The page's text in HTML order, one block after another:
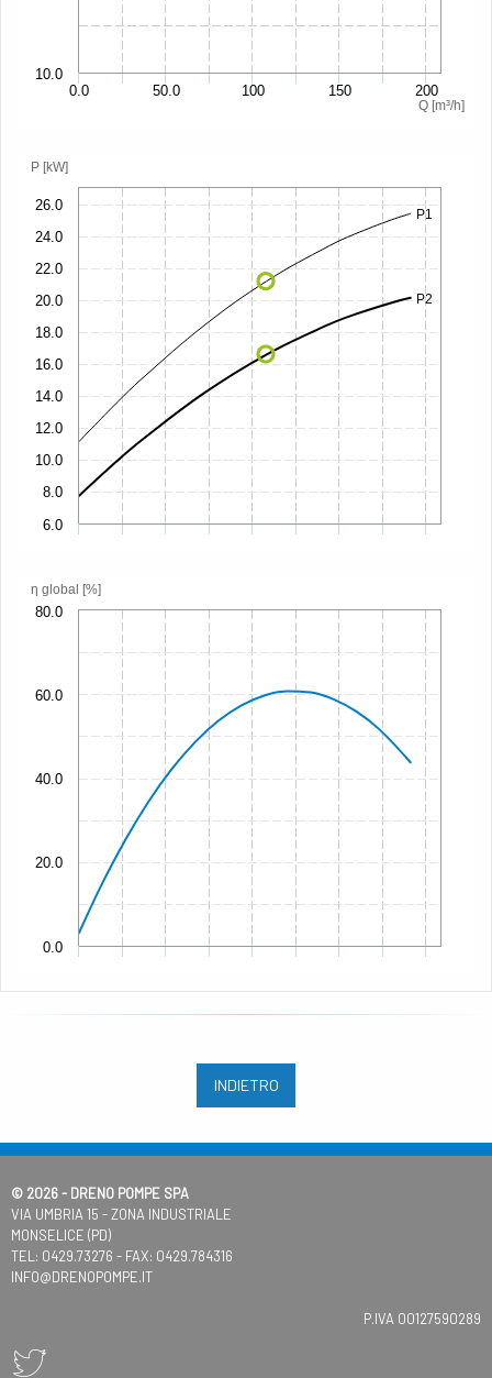
Q [m³/h]
0.0 50.0 100 150 200
10.0
P [kW]
P1
P2
6.0
8.0
10.0
12.0
14.0
16.0
18.0
20.0
22.0
24.0
26.0
η global [%]
0.0
20.0
40.0
60.0
80.0
INDIETRO
© 2026 - DRENO POMPE SPA
VIA UMBRIA 15 - ZONA INDUSTRIALE
MONSELICE (PD)
TEL: 0429.73276 - FAX: 0429.784316
INFO@DRENOPOMPE.IT
P.IVA 00127590289